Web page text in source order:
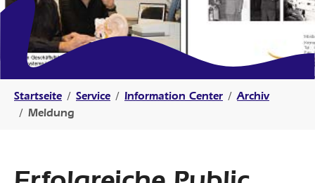
Startseite Service Information Center
Archiv
Meldung